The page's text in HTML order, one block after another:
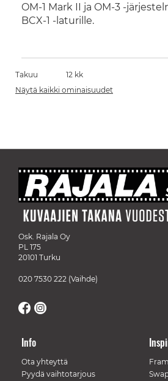
OM-1 Mark II ja OM-3 -
BCX-1 -laturille.
Takuu
12 kk
Näytä kaikki ominaisuudet
Osk. Rajala Oy
PL 175
20101 Turku
020 7530 222 (Vaihde)
Info
Ota yhteyttä
Pyydä vaihtotarjous